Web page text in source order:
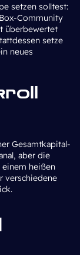
setzen solltest:
Community
überbewertet
setze
neues
Gesamtkapital­
aber die
einem heißen
verschiedene